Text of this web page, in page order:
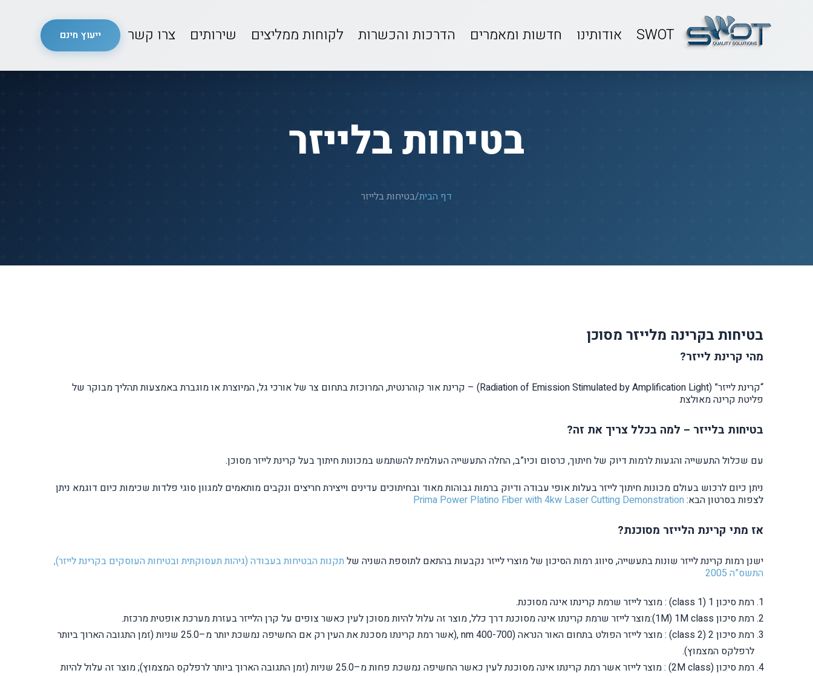
SWOT אודותינו חדשות ומאמרים הדרכות והכשרות לקוחות ממליצים שירותים צרו קשר ייעוץ חינם
בטיחות בלייזר
דף הבית/בטיחות בלייזר
בטיחות בקרינה מלייזר מסוכן
מהי קרינת לייזר?
“קרינת לייזר” (Radiation of Emission Stimulated by Amplification Light) – קרינת אור קוהרנטית, המרוכזת בתחום צר של אורכי גל, המיוצרת או מוגברת באמצעות תהליך מבוקר של
פליטת קרינה מאולצת
בטיחות בלייזר – למה בכלל צריך את זה?
עם שכלול התעשייה והגעות לרמות דיוק של חיתוך, כרסום וכיו”ב, החלה התעשייה העולמית להשתמש במכונות חיתוך בעל קרינת לייזר מסוכן.
ניתן כיום לרכוש בעולם מכונות חיתוך לייזר בעלות אופי עבודה ודיוק ברמות גבוהות מאוד ובחיתוכים עדינים וייצירת חריצים ונקבים מותאמים למגוון סוגי פלדות שכימות כיום דוגמא ניתן
לצפות בסרטון הבא:Prima Power Platino Fiber with 4kw Laser Cutting Demonstration
אז מתי קרינת הלייזר מסוכנת?
ישנן רמות קרינת לייזר שונות בתעשייה, סיווג רמות הסיכון של מוצרי לייזר נקבעות בהתאם לתוספת השניה של תקנות הבטיחות בעבודה (גיהות תעסוקתית ובטיחות העוסקים בקרינת לייזר),
התשס”ה 2005
רמת סיכון 1 (1 class) : מוצר לייזר שרמת קרינתו אינה מסוכנת.
רמת סיכון 1M) 1M class):מוצר לייזר שרמת קרינתו אינה מסוכנת דרך כלל, מוצר זה עלול להיות מסוכן לעין כאשר צופים על קרן הלייזר בעזרת מערכת אופטית מרכזת.
רמת סיכון 2 (2 class) : מוצר לייזר הפולט בתחום האור הנראה (400-700 nm ,(אשר רמת קרינתו מסכנת את העין רק אם החשיפה נמשכת יותר מ–25.0 שניות (זמן התגובה הארוך ביותר
לרפלקס המצמוץ).
רמת סיכון (2M class) : מוצר לייזר אשר רמת קרינתו אינה מסוכנת לעין כאשר החשיפה נמשכת פחות מ–25.0 שניות (זמן התגובה הארוך ביותר לרפלקס המצמוץ); מוצר זה עלול להיות